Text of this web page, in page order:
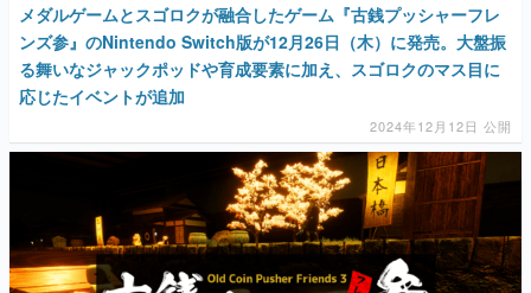
メダルゲームとスゴロクが融合したゲーム『古銭プッシャーフレ
ンズ参』のNintendo Switch版が12月26日（木）に発売。大盤振
る舞いなジャックポッドや育成要素に加え、スゴロクのマス目に
応じたイベントが追加
2024年12月12日 公開